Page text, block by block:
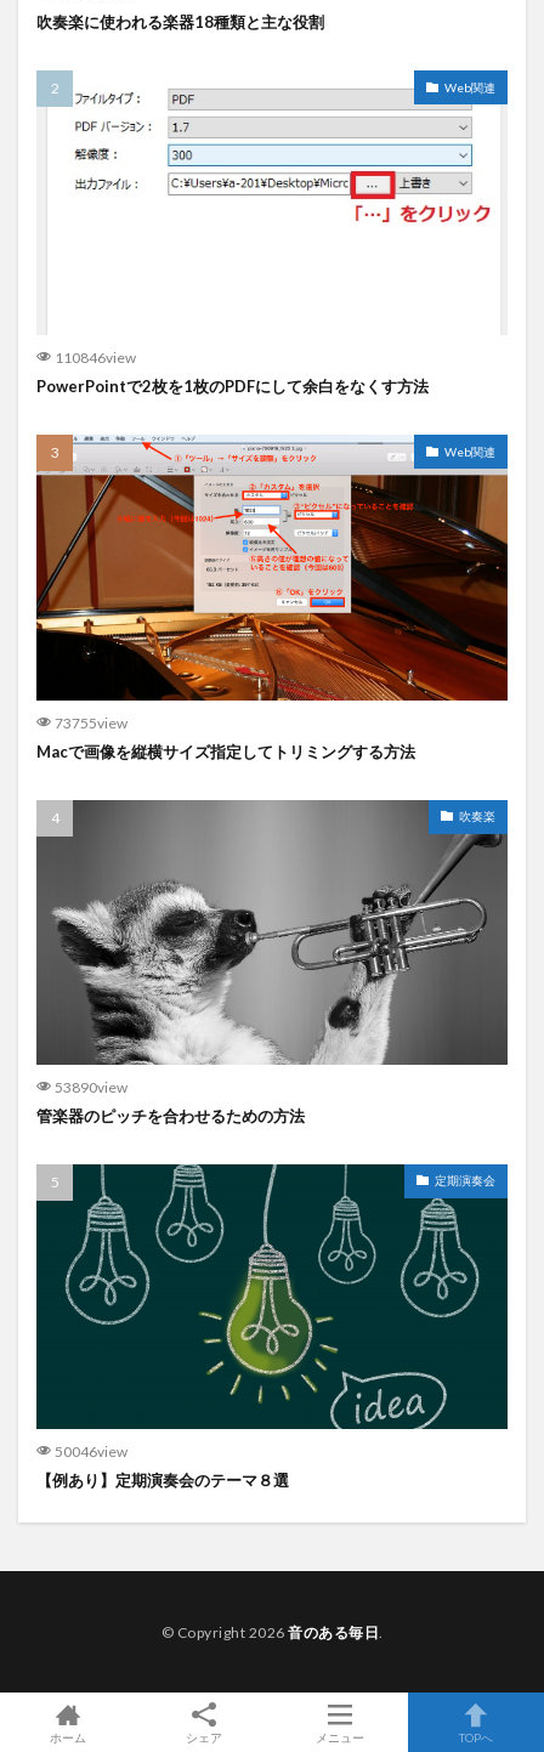
吹奏楽に使われる楽器18種類と主な役割
Web関連
110846view
PowerPointで2枚を1枚のPDFにして余白をなくす方法
Web関連
73755view
Macで画像を縦横サイズ指定してトリミングする方法
吹奏楽
53890view
管楽器のピッチを合わせるための方法
定期演奏会
50046view
【例あり】定期演奏会のテーマ８選
© Copyright 2026 音のある毎日.
ホーム シェア メニュー TOPへ